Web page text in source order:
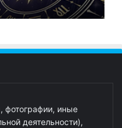
фотографии, иные
деятельности),